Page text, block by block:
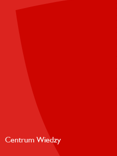
Centrum Wiedzy